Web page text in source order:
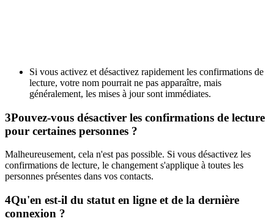
Si vous activez et désactivez rapidement les confirmations de
lecture, votre nom pourrait ne pas apparaître, mais
généralement, les mises à jour sont immédiates.
3Pouvez-vous désactiver les confirmations de lecture
pour certaines personnes ?
Malheureusement, cela n'est pas possible. Si vous désactivez les
confirmations de lecture, le changement s'applique à toutes les
personnes présentes dans vos contacts.
4Qu'en est-il du statut en ligne et de la dernière
connexion ?